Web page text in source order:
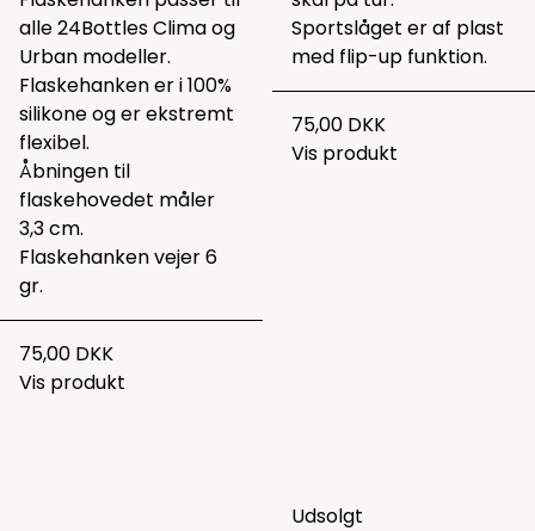
alle 24Bottles Clima og
Urban modeller.
Flaskehanken er i 100%
silikone og er ekstremt
flexibel.
Åbningen til
flaskehovedet måler
3,3 cm.
Flaskehanken vejer 6
gr.
75,00 DKK
Vis produkt
Sportslåget er af plast
med flip-up funktion.
75,00 DKK
Vis produkt
Udsolgt